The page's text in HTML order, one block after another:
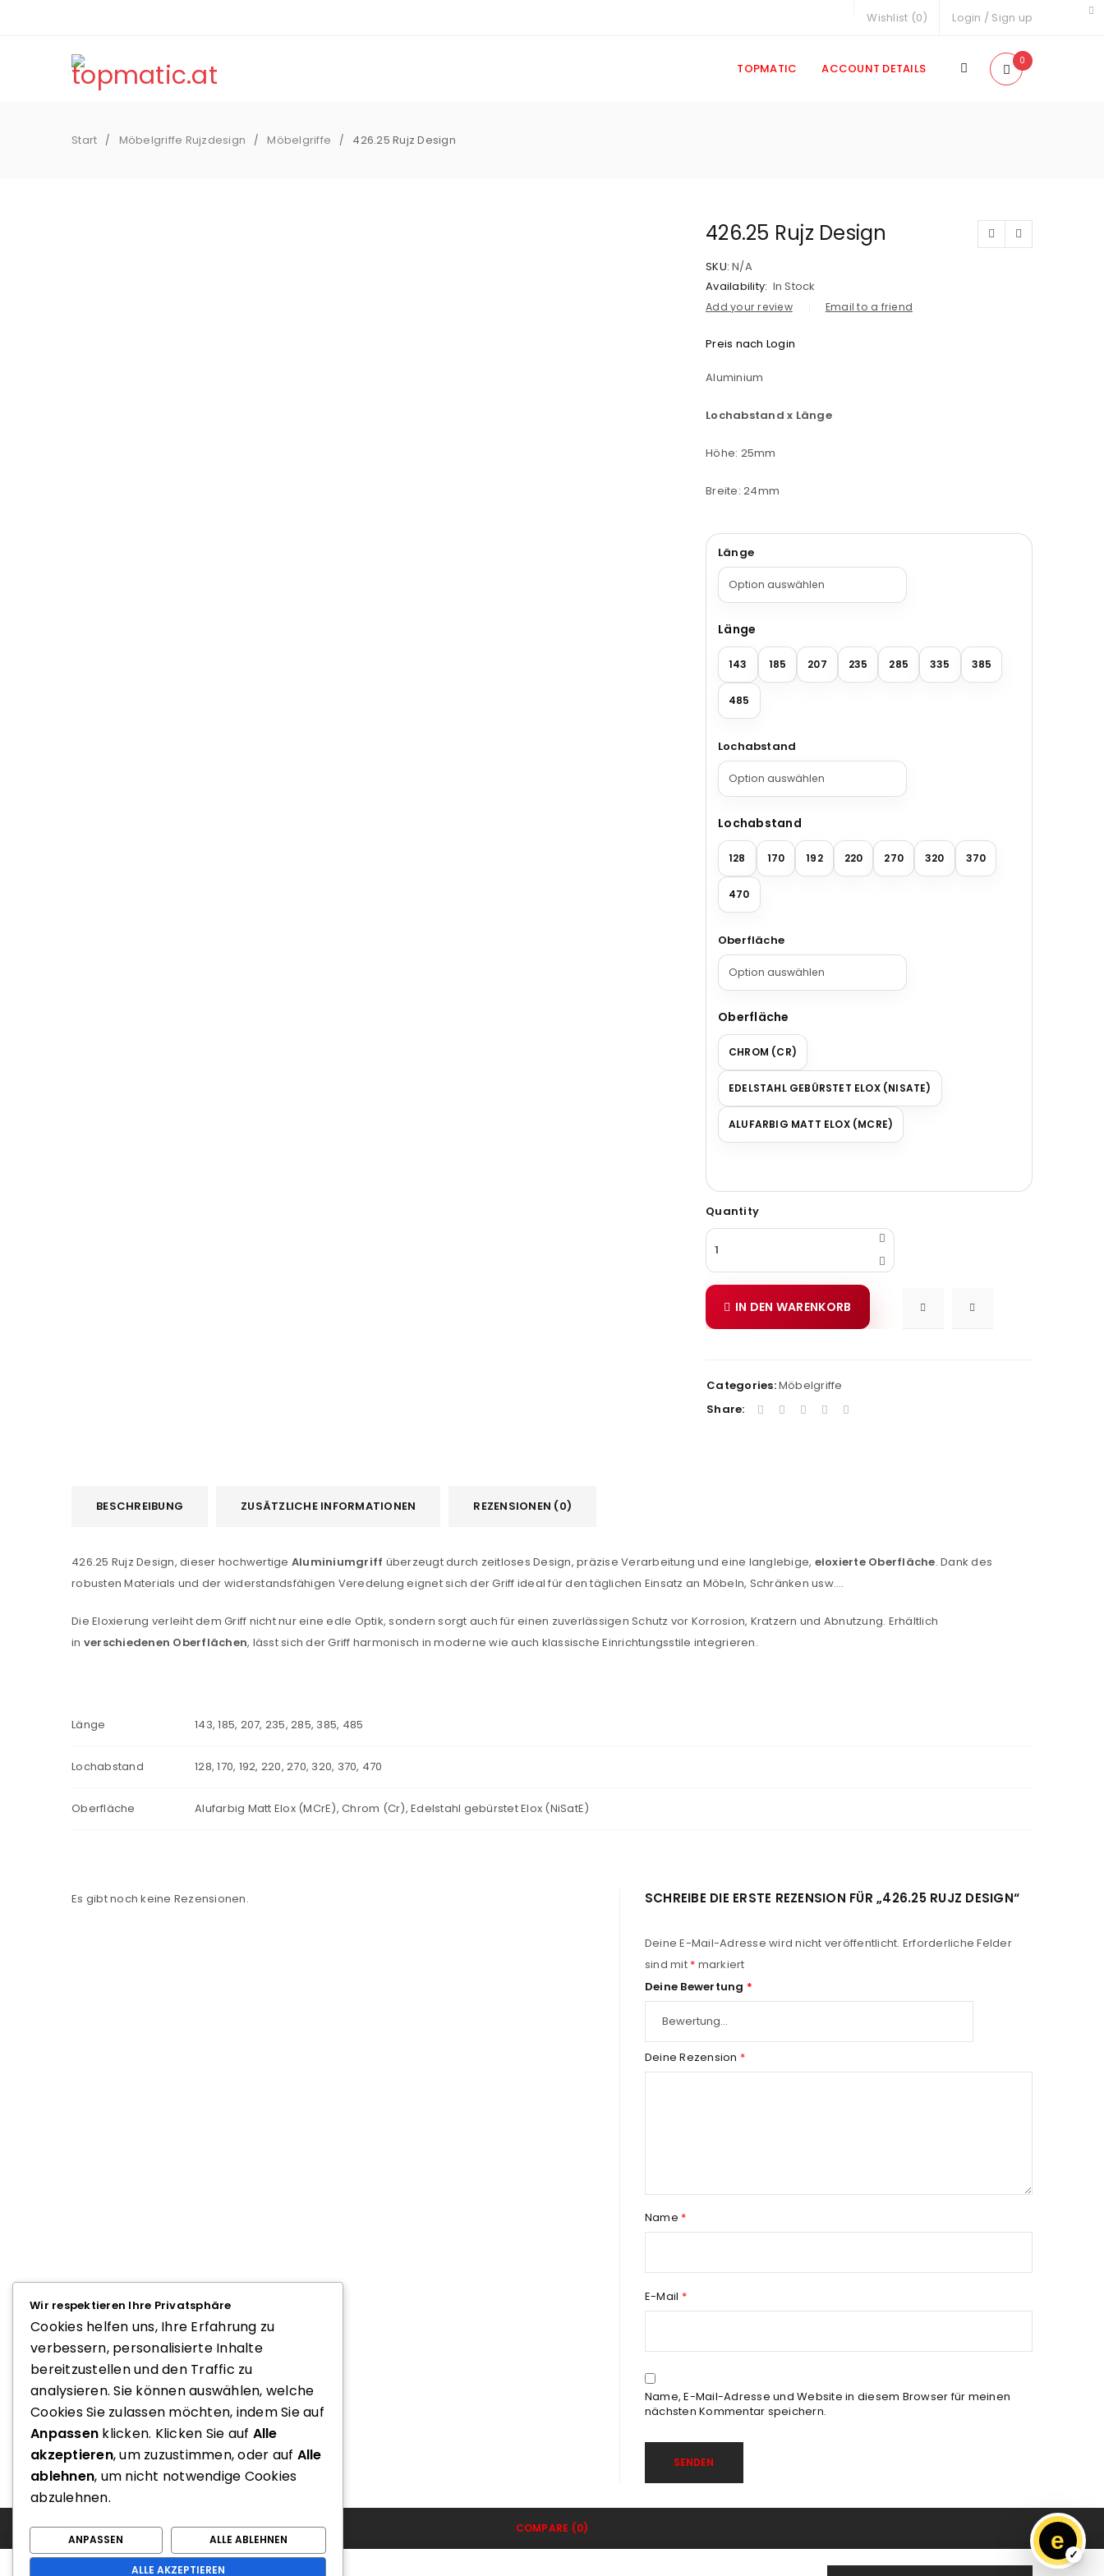
Login / Sign up
Wishlist (0)
TOPMATIC ACCOUNT DETAILS
0
Start / Möbelgriffe Rujzdesign / Möbelgriffe / 426.25 Rujz Design
426.25 Rujz Design
SKU: N/A
Availability: In Stock
Add your review Email to a friend
Preis nach Login
Aluminium
Lochabstand x Länge
Höhe: 25mm
Breite: 24mm
Länge
Länge
143 185 207 235 285 335 385
485
Lochabstand
Lochabstand
128 170 192 220 270 320 370
470
Oberfläche
Oberfläche
CHROM (CR)
EDELSTAHL GEBÜRSTET ELOX (NISATE)
ALUFARBIG MATT ELOX (MCRE)
Quantity
IN DEN WARENKORB
Categories:Möbelgriffe
Share:
BESCHREIBUNG ZUSÄTZLICHE INFORMATIONEN REZENSIONEN (0)
426.25 Rujz Design, dieser hochwertige Aluminiumgriff überzeugt durch zeitloses Design, präzise Verarbeitung und eine langlebige, eloxierte Oberfläche. Dank des
robusten Materials und der widerstandsfähigen Veredelung eignet sich der Griff ideal für den täglichen Einsatz an Möbeln, Schränken usw….
Die Eloxierung verleiht dem Griff nicht nur eine edle Optik, sondern sorgt auch für einen zuverlässigen Schutz vor Korrosion, Kratzern und Abnutzung. Erhältlich
in verschiedenen Oberflächen, lässt sich der Griff harmonisch in moderne wie auch klassische Einrichtungsstile integrieren.
Länge 143, 185, 207, 235, 285, 385, 485
Lochabstand 128, 170, 192, 220, 270, 320, 370, 470
Oberfläche Alufarbig Matt Elox (MCrE), Chrom (Cr), Edelstahl gebürstet Elox (NiSatE)
Es gibt noch keine Rezensionen. SCHREIBE DIE ERSTE REZENSION FÜR „426.25 RUJZ DESIGN“
Deine E-Mail-Adresse wird nicht veröffentlicht. Erforderliche Felder
sind mit * markiert
Deine Bewertung *
Deine Rezension *
Name *
E-Mail *
Name, E-Mail-Adresse und Website in diesem Browser für meinen
nächsten Kommentar speichern.
e
Wir respektieren Ihre Privatsphäre
Cookies helfen uns, Ihre Erfahrung zu
verbessern, personalisierte Inhalte
bereitzustellen und den Traffic zu
analysieren. Sie können auswählen, welche
Cookies Sie zulassen möchten, indem Sie auf
Anpassen klicken. Klicken Sie auf Alle
akzeptieren, um zuzustimmen, oder auf Alle
ablehnen, um nicht notwendige Cookies
abzulehnen.
ANPASSEN ALLE ABLEHNEN
ALLE AKZEPTIEREN
COMPARE (0)